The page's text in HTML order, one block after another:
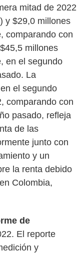
mitad de 2022
y $29,0 millones
comparando con
millones
en el segundo
La
el segundo
comparando con
pasado, refleja
de las
junto con
y un
la renta debido
Colombia,
de
El reporte
y